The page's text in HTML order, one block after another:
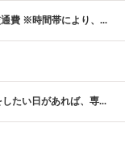
通費 ※時間帯により、...
したい日があれば、専...